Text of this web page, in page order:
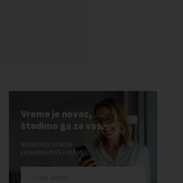
Vreme je novac,
štedimo ga za vas.
NAJVREDNIJE OD NOVE
EKONOMIJE STIŽE U VAŠ MEJL.